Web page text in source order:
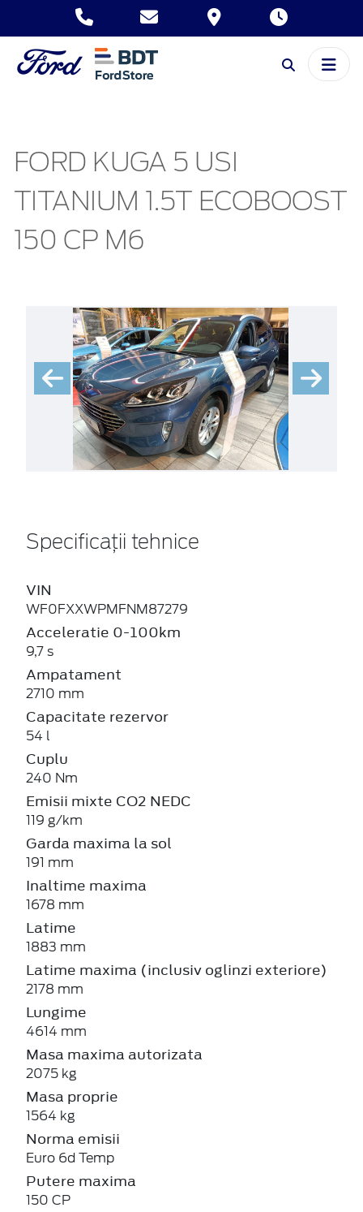
FORD KUGA 5 USI
TITANIUM 1.5T ECOBOOST
150 CP M6
Specificații tehnice
VIN
WF0FXXWPMFNM87279
Acceleratie 0-100km
9,7 s
Ampatament
2710 mm
Capacitate rezervor
54 l
Cuplu
240 Nm
Emisii mixte CO2 NEDC
119 g/km
Garda maxima la sol
191 mm
Inaltime maxima
1678 mm
Latime
1883 mm
Latime maxima (inclusiv oglinzi exteriore)
2178 mm
Lungime
4614 mm
Masa maxima autorizata
2075 kg
Masa proprie
1564 kg
Norma emisii
Euro 6d Temp
Putere maxima
150 CP